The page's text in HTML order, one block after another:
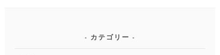
カテゴリー